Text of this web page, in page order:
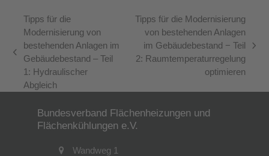
vorheriger
Beitrag:
Tipps für die
Modernisierung von
bestehenden Anlagen im
Gebäudebestand – Teil
1: Hydraulischer
Abgleich
Nächster
Beitrag:
Tipps für die Modernisierung
von bestehenden Anlagen
im Gebäudebestand − Teil
2: Raumtemperaturregelung
optimieren
Bundesverband Flächenheizungen und
Flächenkühlungen e.V.
Wandweg 1